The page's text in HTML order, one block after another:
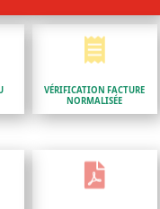

VÉRIFICATION FACTURE
NORMALISÉE
